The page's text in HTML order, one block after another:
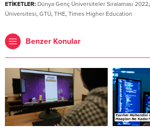
ETİKETLER: Dünya Genç Üniversiteler Sıralaması 2022,
Üniversitesi, GTÜ, THE, Times Higher Education
Benzer Konular